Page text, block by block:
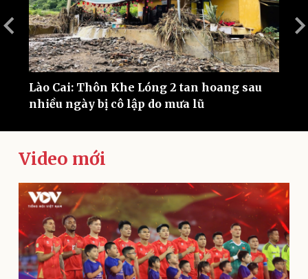
Thế giới
Quan sát
Cuộc sống đó đây
Hồ sơ
Multimedia
Video
Ảnh
E-Magazine
Infographic
Lào Cai: Thôn Khe Lóng 2 tan hoang sau
nhiều ngày bị cô lập do mưa lũ
Video mới